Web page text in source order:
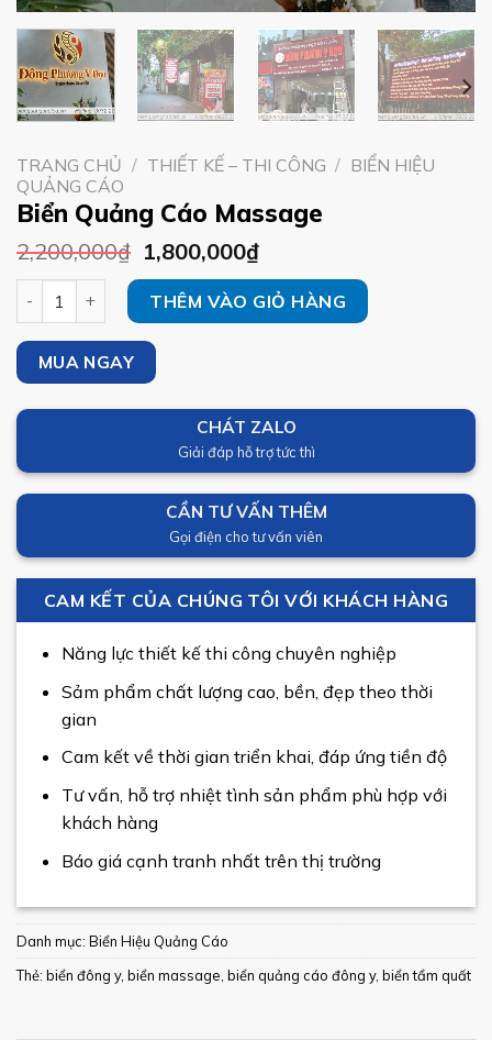
TRANG CHỦ / THIẾT KẾ – THI CÔNG / BIỂN HIỆU
QUẢNG CÁO
Biển Quảng Cáo Massage
2,200,000₫ 1,800,000₫
Biển Quảng Cáo Massage số lượng
THÊM VÀO GIỎ HÀNG
MUA NGAY
CHÁT ZALO
Giải đáp hỗ trợ tức thì
CẦN TƯ VẤN THÊM
Gọi điện cho tư vấn viên
CAM KẾT CỦA CHÚNG TÔI VỚI KHÁCH HÀNG
Năng lực thiết kế thi công chuyên nghiệp
Sảm phẩm chất lượng cao, bền, đẹp theo thời
gian
Cam kết về thời gian triển khai, đáp ứng tiền độ
Tư vấn, hỗ trợ nhiệt tình sản phẩm phù hợp với
khách hàng
Báo giá cạnh tranh nhất trên thị trường
Danh mục: Biển Hiệu Quảng Cáo
Thẻ: biển đông y, biển massage, biển quảng cáo đông y, biển tẩm quất